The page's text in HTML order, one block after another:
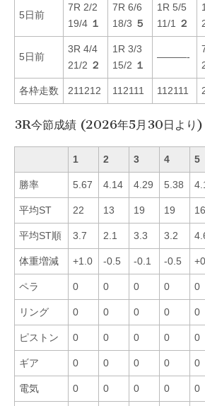
5日前
7R 2/2
19/4 １
7R 6/6
18/3 ５
1R 5/5
11/1
２
5日前
3R 4/4
21/2 ２
1R 3/3
15/2 １
———-
各枠走数 211212 112111 112111
3R今節成績 (2026年5月30日より)
1 2 3 4 5
勝率 5.67 4.14 4.29 5.38
平均ST 22 13 19 19 16
平均ST順 3.7 2.1 3.3 3.2
体重増減 +1.0 -0.5 -0.1 -0.5
ペラ 0 0 0 0 0
リング 0 0 0 0 0
ピストン 0 0 0 0 0
ギア 0 0 0 0 0
電気 0 0 0 0 0